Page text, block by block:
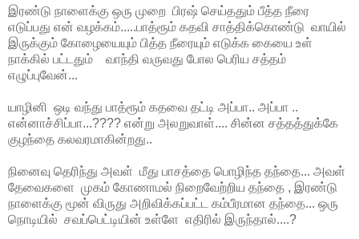
இரண்டு நாளைக்கு ஒரு முறை பிரஷ் செய்ததும் பீத்த நீரை
எடுப்பது என் வழக்கம்.....பாத்ரூம் கதவி சாத்திக்கொண்டு வாயில்
இருக்கும் கோழையையும் பித்த நீரையும் எடுக்க கையை உள்
நாக்கில் பட்டதும் வாந்தி வருவது போல பெரிய சத்தம்
எழுப்புவேன்...
யாழினி ஒடி வந்து பாத்ரூம் கதவை தட்டி அப்பா.. அப்பா ..
என்னாச்சிப்பா...???? என்று அலறுவாள்.... சின்ன சத்தத்துக்கே
குழந்தை கலவரமாகின்றது..
நினைவு தெரிந்து அவள் மீது பாசத்தை பொழிந்த தந்தை... அவள்
தேவைகளை முகம் கோணாமல் நிறைவேற்றிய தந்தை , இரண்டு
நாளைக்கு மூன் விருது அறிவிக்கப்பட்ட கம்பீரமான தந்தை... ஒரு
நொடியில் சவப்பெட்டியின் உள்ளே எதிரில் இருந்தால்....?